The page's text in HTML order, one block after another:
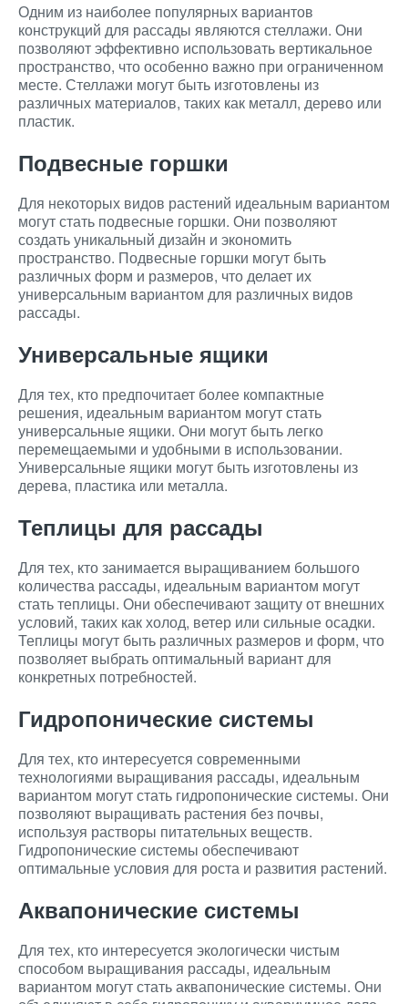
Одним из наиболее популярных вариантов
конструкций для рассады являются стеллажи. Они
позволяют эффективно использовать вертикальное
пространство, что особенно важно при ограниченном
месте. Стеллажи могут быть изготовлены из
различных материалов, таких как металл, дерево или
пластик.
Подвесные горшки
Для некоторых видов растений идеальным вариантом
могут стать подвесные горшки. Они позволяют
создать уникальный дизайн и экономить
пространство. Подвесные горшки могут быть
различных форм и размеров, что делает их
универсальным вариантом для различных видов
рассады.
Универсальные ящики
Для тех, кто предпочитает более компактные
решения, идеальным вариантом могут стать
универсальные ящики. Они могут быть легко
перемещаемыми и удобными в использовании.
Универсальные ящики могут быть изготовлены из
дерева, пластика или металла.
Теплицы для рассады
Для тех, кто занимается выращиванием большого
количества рассады, идеальным вариантом могут
стать теплицы. Они обеспечивают защиту от внешних
условий, таких как холод, ветер или сильные осадки.
Теплицы могут быть различных размеров и форм, что
позволяет выбрать оптимальный вариант для
конкретных потребностей.
Гидропонические системы
Для тех, кто интересуется современными
технологиями выращивания рассады, идеальным
вариантом могут стать гидропонические системы. Они
позволяют выращивать растения без почвы,
используя растворы питательных веществ.
Гидропонические системы обеспечивают
оптимальные условия для роста и развития растений.
Аквапонические системы
Для тех, кто интересуется экологически чистым
способом выращивания рассады, идеальным
вариантом могут стать аквапонические системы. Они